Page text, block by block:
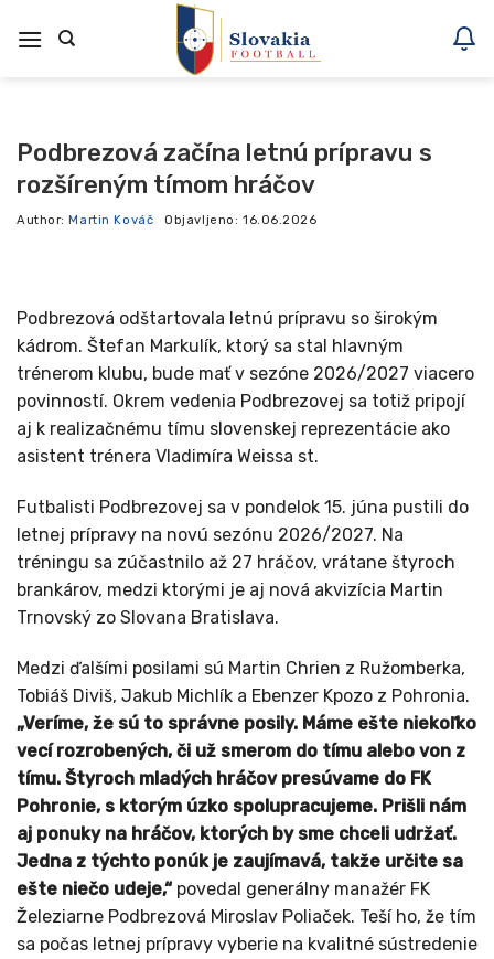
na
Podbrezová začína letnú prípravu s
rozšíreným tímom hráčov
Author: Martin Kováč Objavljeno: 16.06.2026
Podbrezová odštartovala letnú prípravu so širokým
kádrom. Štefan Markulík, ktorý sa stal hlavným
trénerom klubu, bude mať v sezóne 2026/2027 viacero
povinností. Okrem vedenia Podbrezovej sa totiž pripojí
aj k realizačnému tímu slovenskej reprezentácie ako
asistent trénera Vladimíra Weissa st.
Futbalisti Podbrezovej sa v pondelok 15. júna pustili do
letnej prípravy na novú sezónu 2026/2027. Na
tréningu sa zúčastnilo až 27 hráčov, vrátane štyroch
brankárov, medzi ktorými je aj nová akvizícia Martin
Trnovský zo Slovana Bratislava.
Medzi ďalšími posilami sú Martin Chrien z Ružomberka,
Tobiáš Diviš, Jakub Michlík a Ebenzer Kpozo z Pohronia.
„Veríme, že sú to správne posily. Máme ešte niekoľko
vecí rozrobených, či už smerom do tímu alebo von z
tímu. Štyroch mladých hráčov presúvame do FK
Pohronie, s ktorým úzko spolupracujeme. Prišli nám
aj ponuky na hráčov, ktorých by sme chceli udržať.
Jedna z týchto ponúk je zaujímavá, takže určite sa
ešte niečo udeje,“ povedal generálny manažér FK
Železiarne Podbrezová Miroslav Poliaček. Teší ho, že tím
sa počas letnej prípravy vyberie na kvalitné sústredenie